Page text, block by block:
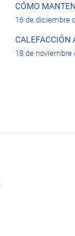
CÓMO
16 de diciembre
CALEFACCIÓN
18 de noviembre